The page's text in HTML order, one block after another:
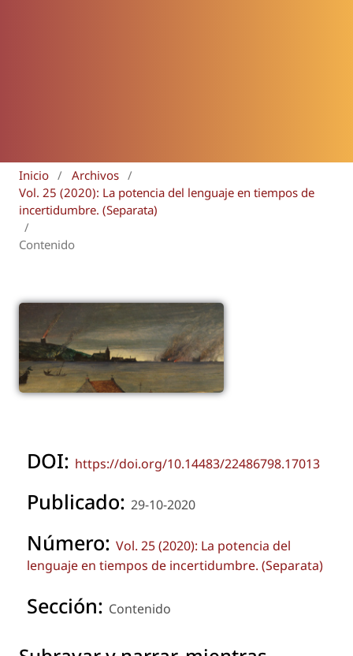
Inicio / Archivos /
Vol. 25 (2020): La potencia del lenguaje en tiempos de
incertidumbre. (Separata)
/
Contenido
DOI: https://doi.org/10.14483/22486798.17013
Publicado: 29-10-2020
Número: Vol. 25 (2020): La potencia del
lenguaje en tiempos de incertidumbre. (Separata)
Sección: Contenido